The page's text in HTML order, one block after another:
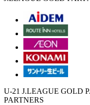
U-21 J.LEAGUE GOLD
PARTNERS